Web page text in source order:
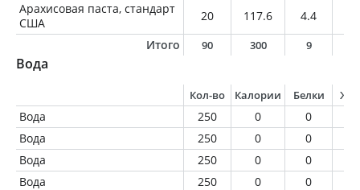
Арахисовая паста, стандарт
США
20 117.6 4.4
Итого
90 300 9
Вода
Кол-во Калории Белки
Вода 250 0 0
Вода
250 0 0
Вода
250 0 0
Вода
250 0 0